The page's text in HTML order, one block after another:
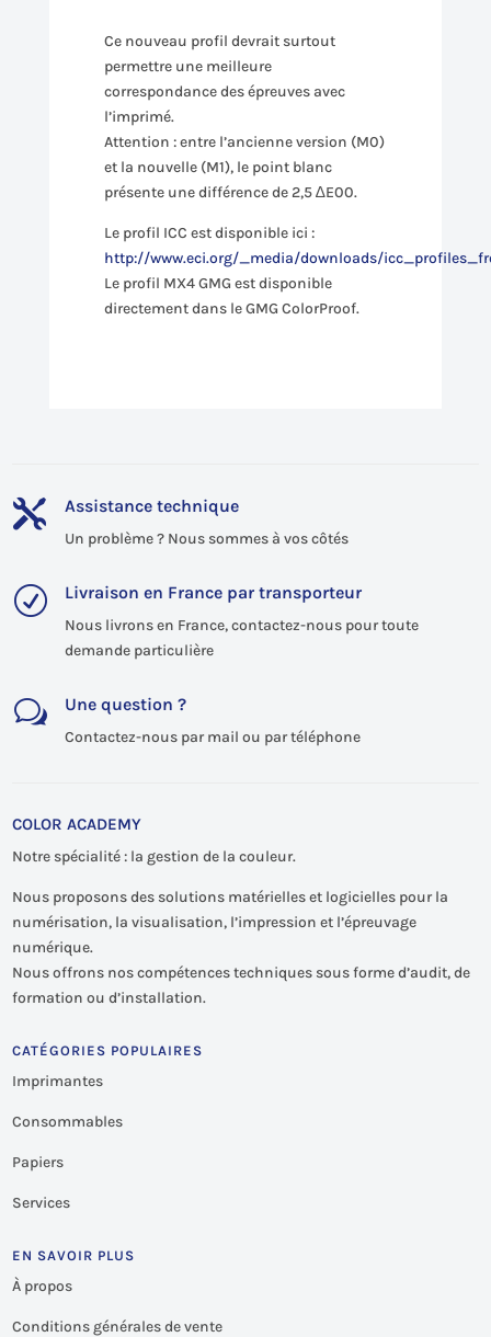
Ce nouveau profil devrait surtout
permettre une meilleure
correspondance des épreuves avec
l’imprimé.
Attention : entre l’ancienne version (M0)
et la nouvelle (M1), le point blanc
présente une différence de 2,5 ∆E00.
Le profil ICC est disponible ici :
http://www.eci.org/_media/downloads/
Le profil MX4 GMG est disponible
directement dans le GMG ColorProof.
 Assistance technique
Un problème ? Nous sommes à vos côtés
R Livraison en France par transporteur
Nous livrons en France, contactez-nous pour toute
demande particulière
w Une question ?
Contactez-nous par mail ou par téléphone
COLOR ACADEMY
Notre spécialité : la gestion de la couleur.
Nous proposons des solutions matérielles et logicielles pour la
numérisation, la visualisation, l’impression et l’épreuvage
numérique.
Nous offrons nos compétences techniques sous forme d’audit, de
formation ou d’installation.
CATÉGORIES POPULAIRES
Imprimantes
Consommables
Papiers
Services
EN SAVOIR PLUS
À propos
Conditions générales de vente